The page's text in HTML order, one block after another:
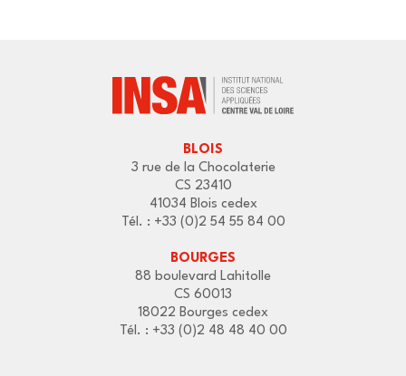
BLOIS
3 rue de la Chocolaterie
CS 23410
41034 Blois cedex
Tél. : +33 (0)2 54 55 84 00
BOURGES
88 boulevard Lahitolle
CS 60013
18022 Bourges cedex
Tél. : +33 (0)2 48 48 40 00